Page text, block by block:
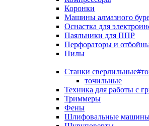
Коронки
Машины алмазного
Оснастка для
Паяльники для ППР
Перфораторы и
Пилы
Станки
точильные
Техника для работы с
Триммеры
Фены
Шлифовальные